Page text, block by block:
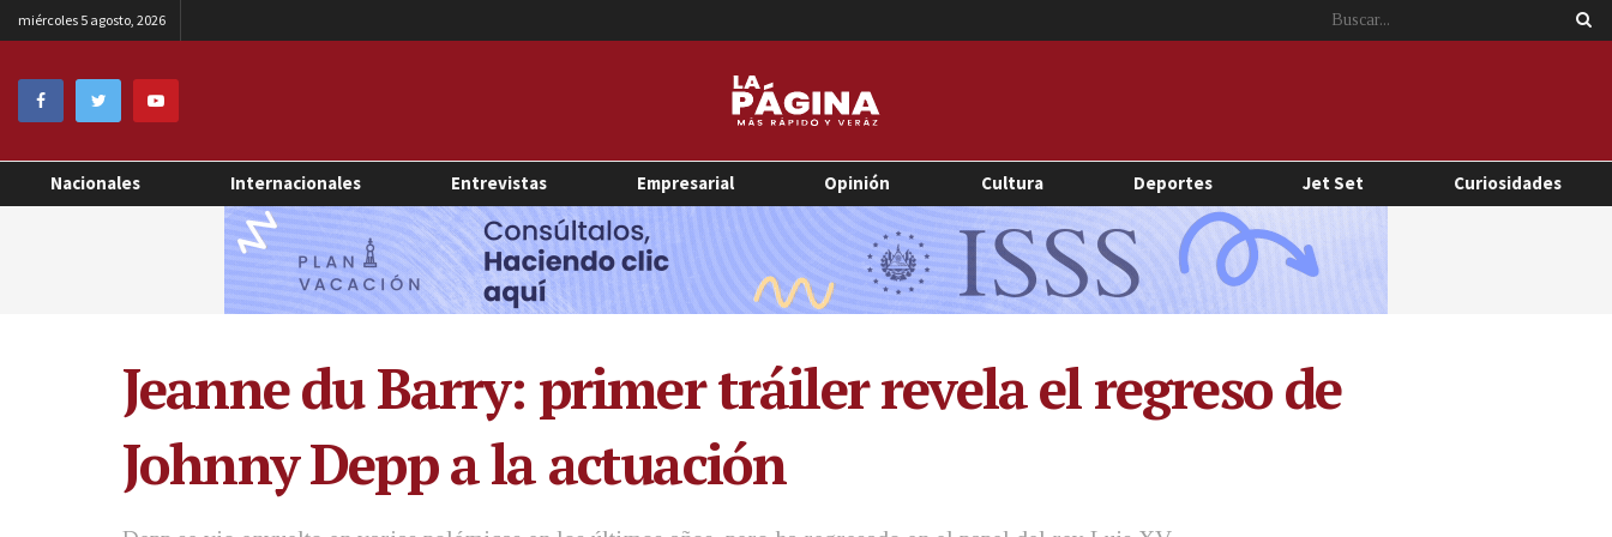
miércoles 5 agosto, 2026
Nacionales Internacionales Entrevistas Empresarial Opinión Cultura Deportes Jet Set Curiosidades
Jeanne du Barry: primer tráiler revela el regreso de
Johnny Depp a la actuación